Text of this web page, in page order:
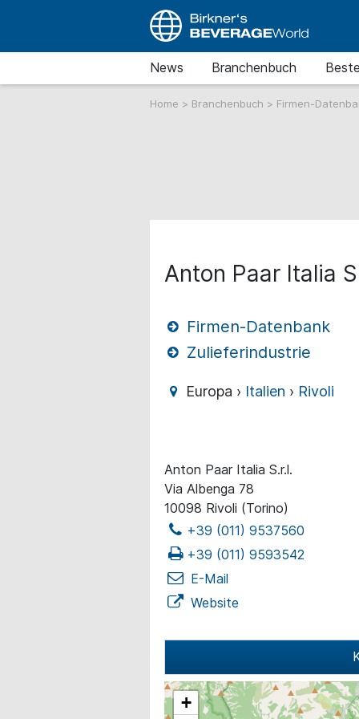
News Branchenbuch
Home > Branchenbuch > Firmen-
Anton Paar Italia
Firmen-Datenbank
Zulieferindustrie
Europa › Italien › Rivoli
Anton Paar Italia S.r.l.
Via Albenga 78
10098 Rivoli (Torino)
+39 (011) 9537560
+39 (011) 9593542
E-Mail
Website
+